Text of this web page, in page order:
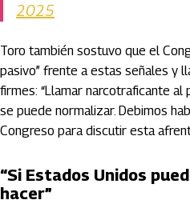
2025
Toro también sostuvo que el
pasivo” frente a estas señales y
firmes: “Llamar narcotraficante
se puede normalizar. Debimos
Congreso para discutir esta
“Si Estados Unidos
hacer”